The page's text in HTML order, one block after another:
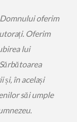
oferim
Oferim
lui
în același
săi umple